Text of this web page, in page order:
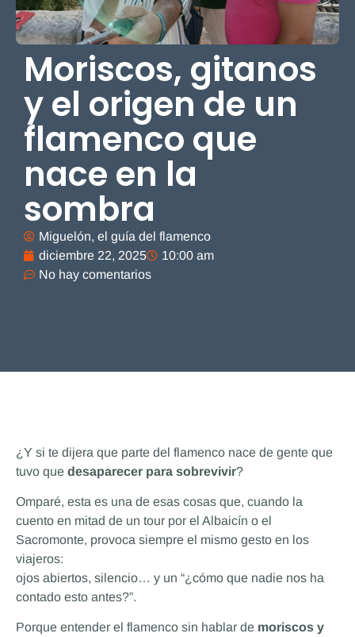
Moriscos, gitanos
y el origen de un
flamenco que
nace en la
sombra
Miguelón, el guía del flamenco
diciembre 22, 2025
10:00 am
No hay comentarios
¿Y si te dijera que parte del flamenco nace de gente que
tuvo que desaparecer para sobrevivir?
Omparé, esta es una de esas cosas que, cuando la
cuento en mitad de un tour por el Albaicín o el
Sacromonte, provoca siempre el mismo gesto en los
viajeros:
ojos abiertos, silencio… y un “¿cómo que nadie nos ha
contado esto antes?”.
Porque entender el flamenco sin hablar de moriscos y